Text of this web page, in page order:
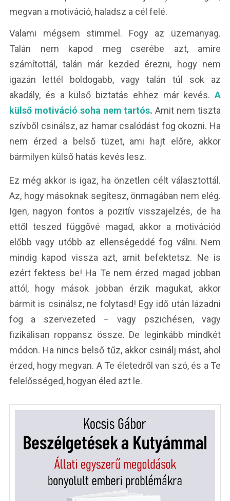
megvan a motiváció, haladsz a cél felé.
Valami mégsem stimmel. Fogy az üzemanyag.
Talán nem kapod meg cserébe azt, amire
számítottál, talán már kezded érezni, hogy nem
igazán lettél boldogabb, vagy talán túl sok az
akadály, és a külső biztatás ehhez már kevés. A
külső motiváció soha nem tartós. Amit nem tiszta
szívből csinálsz, az hamar csalódást fog okozni. Ha
nem érzed a belső tüzet, ami hajt előre, akkor
bármilyen külső hatás kevés lesz.
Ez még akkor is igaz, ha önzetlen célt választottál.
Az, hogy másoknak segítesz, önmagában nem elég.
Igen, nagyon fontos a pozitív visszajelzés, de ha
ettől teszed függővé magad, akkor a motivációd
előbb vagy utóbb az ellenségeddé fog válni. Nem
mindig kapod vissza azt, amit befektetsz. Ne is
ezért fektess be! Ha Te nem érzed magad jobban
attól, hogy mások jobban érzik magukat, akkor
bármit is csinálsz, ne folytasd! Egy idő után lázadni
fog a szervezeted – vagy pszichésen, vagy
fizikálisan roppansz össze. De leginkább mindkét
módon. Ha nincs belső tűz, akkor csinálj mást, ahol
érzed, hogy megvan. A Te életedről van szó, és a Te
felelősséged, hogyan éled azt le.